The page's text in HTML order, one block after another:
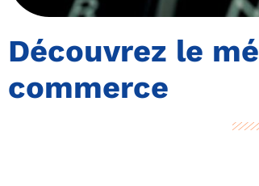
Découvrez le
commerce